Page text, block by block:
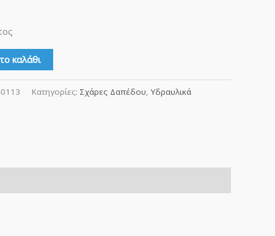
καλάθι
Κατηγορίες: Σχάρες Δαπέδου, Υδραυλικά